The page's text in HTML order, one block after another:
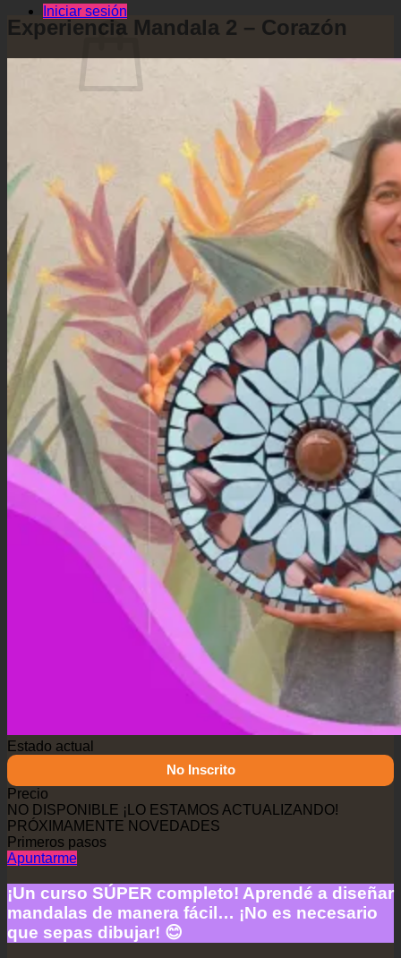
Iniciar sesión
No hay productos en el carrito.
Volver a la tienda
Experiencia Mandala 2 – Corazón
Estado actual
No Inscrito
Precio
NO DISPONIBLE ¡LO ESTAMOS ACTUALIZANDO!
PRÓXIMAMENTE NOVEDADES
Primeros pasos
Apuntarme
¡Un curso SÚPER completo! Aprendé a diseñar
mandalas de manera fácil… ¡No es necesario
que sepas dibujar! 😊